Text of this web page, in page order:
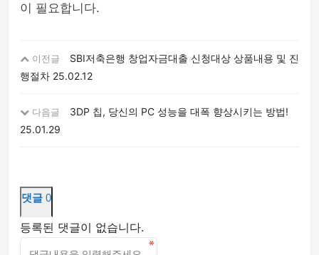
이 필요합니다.
이전글
SBI저축은행 창업자금대출 신청대상 상품내용 및 진
행절차 25.02.12
다음글
3DP 칩, 당신의 PC 성능을 대폭 향상시키는 방법!
25.01.29
댓글 0
등록된 댓글이 없습니다.